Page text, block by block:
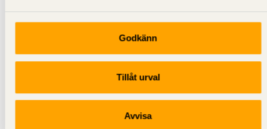
Godkänn
Tillåt urval
Avvisa
träbyggande för att främja ett hållbart samhälle och
en livskraftig sågverksnäring. Det gör vi genom att
inspirera, utbilda och driva teknisk utveckling.
Svenskt Trä representerar svensk sågverksindustri